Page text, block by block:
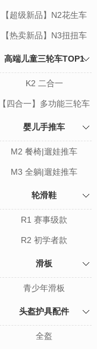
【超级新品】N2花生车
【热卖新品】N3扭扭车
高端儿童三轮车TOP1
K2 二合一
【四合一】多功能三轮车
婴儿手推车
M2 餐椅|遛娃推车
M3 全躺|遛娃推车
轮滑鞋
R1 赛事级款
R2 初学者款
滑板
青少年滑板
头盔护具配件
全盔